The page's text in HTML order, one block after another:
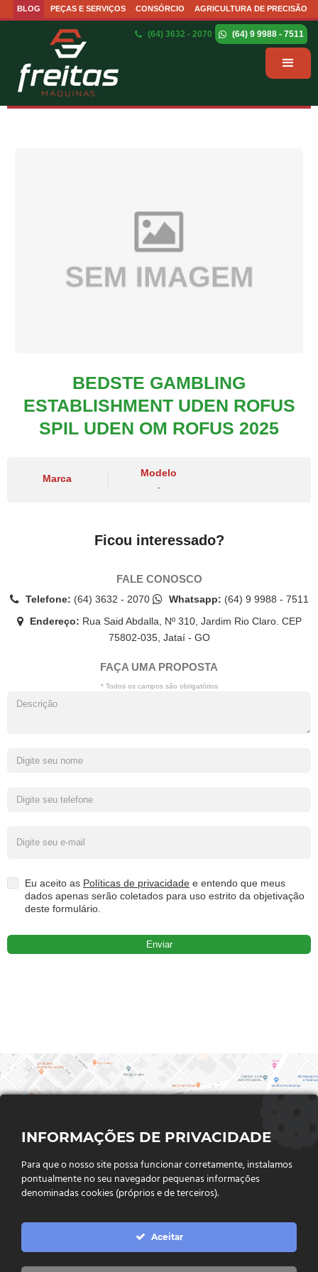
BLOG PEÇAS E SERVIÇOS CONSÓRCIO AGRICULTURA DE PRECISÃO
(64) 3632 - 2070 (64) 9 9988 - 7511
BEDSTE GAMBLING
ESTABLISHMENT UDEN ROFUS
SPIL UDEN OM ROFUS 2025
Marca
Modelo
-
Ficou interessado?
FALE CONOSCO
Telefone: (64) 3632 - 2070 Whatsapp: (64) 9 9988 - 7511
Endereço: Rua Said Abdalla, Nº 310, Jardim Rio Claro. CEP
75802-035, Jataí - GO
FAÇA UMA PROPOSTA
* Todos os campos são obrigatórios
Eu aceito as Políticas de privacidade e entendo que meus
dados apenas serão coletados para uso estrito da objetivação
deste formulário.
FALE CONOSCO
Endereço:Rua Said Abdalla, Nº 310, Jardim Rio Claro. CEP
75802-035, Jataí - GO
INFORMAÇÕES DE PRIVACIDADE
Para que o nosso site possa funcionar corretamente, instalamos
pontualmente no seu navegador pequenas informações
denominadas cookies (próprios e de terceiros).
Aceitar